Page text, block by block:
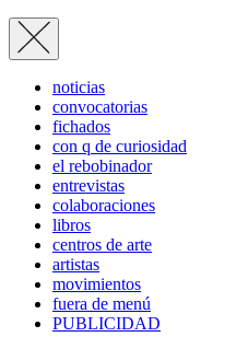
noticias
convocatorias
fichados
con q de curiosidad
el rebobinador
entrevistas
colaboraciones
libros
centros de arte
artistas
movimientos
fuera de menú
PUBLICIDAD